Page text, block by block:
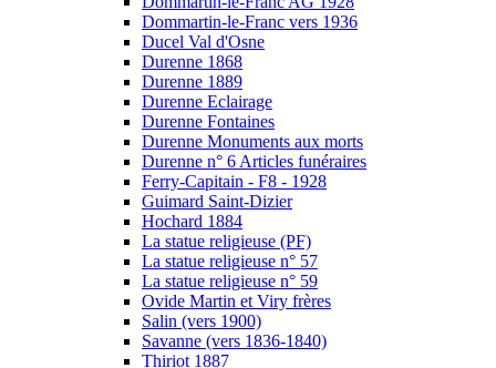
Dommartin-le-Franc vers 1936
Ducel Val d'Osne
Durenne 1868
Durenne 1889
Durenne Eclairage
Durenne Fontaines
Durenne Monuments aux morts
Durenne n° 6 Articles funéraires
Ferry-Capitain - F8 - 1928
Guimard Saint-Dizier
Hochard 1884
La statue religieuse (PF)
La statue religieuse n° 57
La statue religieuse n° 59
Ovide Martin et Viry frères
Salin (vers 1900)
Savanne (vers 1836-1840)
Thiriot 1887